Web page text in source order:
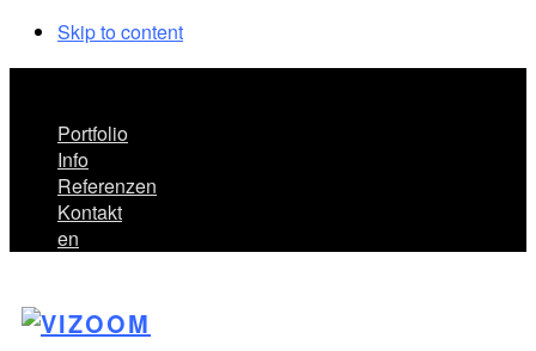
Skip to content
Portfolio
Info
Referenzen
Kontakt
en